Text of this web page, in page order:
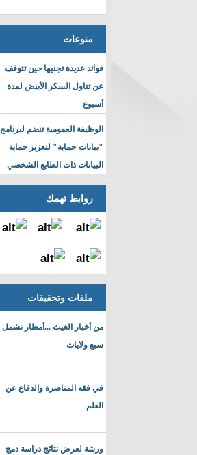
منوعات
فوائد عديدة تجنيها حين تتوقف
عن تناول السكر الأبيض لمدة
أسبوع
الوظيفة العمومية تنضم لبرنامج
"بيانات-حماية" لتعزيز حماية
البيانات ذات الطابع الشخصي
روابط تهمك
ملفات وتحقيقات
من أخبار الغيث ...أمطار تشمل
سبع ولايات
في فقه المناصرة والدفاع عن
العلم
ورشة لعرض نتائج دراسة دمج